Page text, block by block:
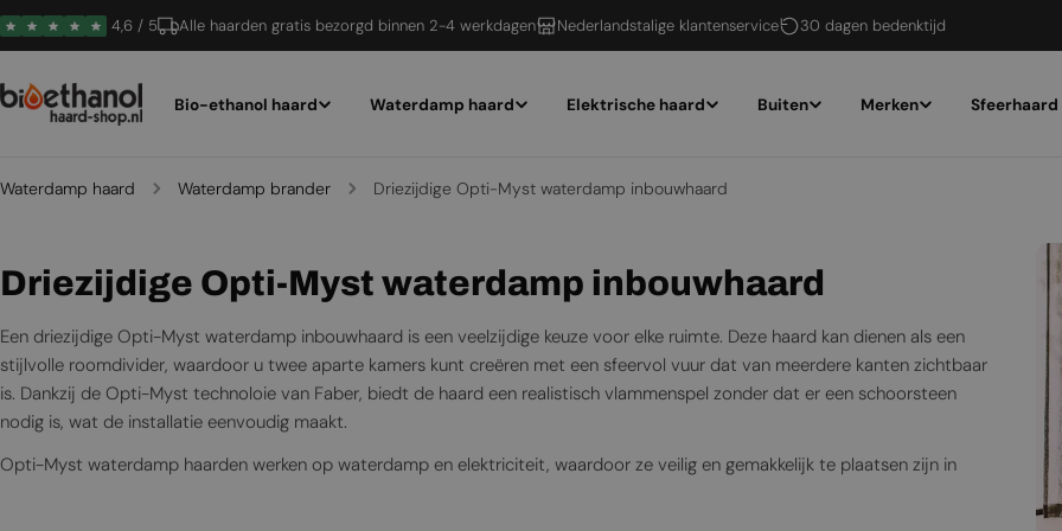
Ga
naar
4,6 / 5 Alle haarden gratis bezorgd binnen 2-4 werkdagen Nederlandstalige klantenservice 30 dagen bedenktijd
Bio-ethanol haard Waterdamp haard Elektrische haard Buiten Merken Sfeerhaard
Waterdamp haard Waterdamp brander Driezijdige Opti-Myst waterdamp inbouwhaard
C
o
l
l
e
Driezijdige Opti-Myst waterdamp inbouwhaard
Een driezijdige Opti-Myst waterdamp inbouwhaard is een veelzijdige keuze voor elke ruimte. Deze haard kan dienen als een
stijlvolle roomdivider, waardoor u twee aparte kamers kunt creëren met een sfeervol vuur dat van meerdere kanten zichtbaar
is. Dankzij de Opti-Myst technoloie van Faber, biedt de haard een realistisch vlammenspel zonder dat er een schoorsteen
nodig is, wat de installatie eenvoudig maakt.
Opti-Myst waterdamp haarden werken op waterdamp en elektriciteit, waardoor ze veilig en gemakkelijk te plaatsen zijn in